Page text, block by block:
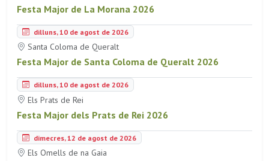
Festa Major de La Morana 2026
dilluns, 10 de agost de 2026
Santa Coloma de Queralt
Festa Major de Santa Coloma de Queralt 2026
dilluns, 10 de agost de 2026
Els Prats de Rei
Festa Major dels Prats de Rei 2026
dimecres, 12 de agost de 2026
Els Omells de na Gaia